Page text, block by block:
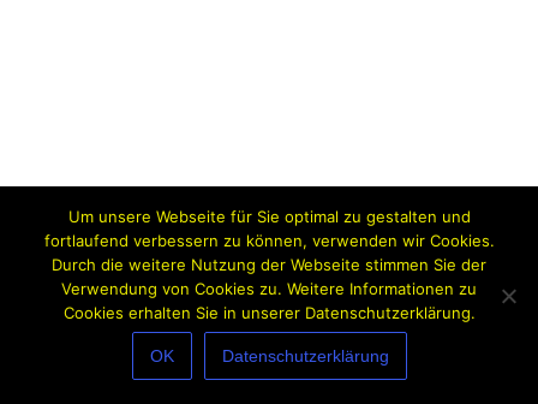
Um unsere Webseite für Sie optimal zu gestalten und
fortlaufend verbessern zu können, verwenden wir Cookies.
Durch die weitere Nutzung der Webseite stimmen Sie der
Verwendung von Cookies zu. Weitere Informationen zu
Cookies erhalten Sie in unserer Datenschutzerklärung.
OK Datenschutzerklärung